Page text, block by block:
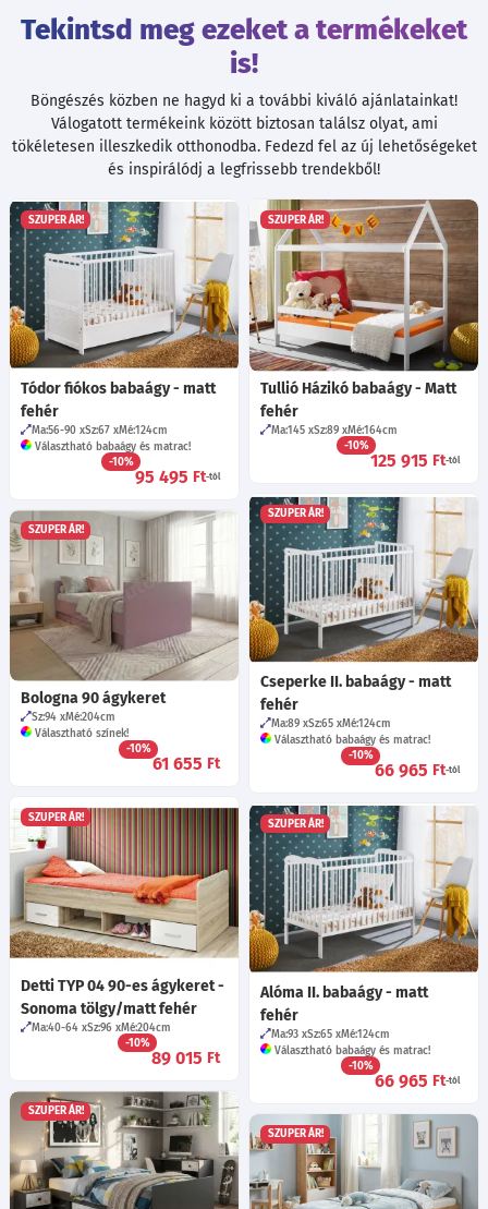
Tekintsd meg ezeket a termékeket
is!
Böngészés közben ne hagyd ki a további kiváló ajánlatainkat!
Válogatott termékeink között biztosan találsz olyat, ami
tökéletesen illeszkedik otthonodba. Fedezd fel az új lehetőségeket
és inspirálódj a legfrissebb trendekből!
SZUPER ÁR!
Tódor fiókos babaágy - matt
fehér
Ma:56-90 Sz:67 Mé:124cm
Választható babaágy és matrac!
-10%
95 495 Ft-tól
SZUPER ÁR!
Tullió Házikó babaágy - Matt
fehér
Ma:145 Sz:89 Mé:164cm
-10%
125 915 Ft-tól
SZUPER ÁR!
Cseperke II. babaágy - matt
fehér
Ma:89 Sz:65 Mé:124cm
Választható babaágy és matrac!
-10%
66 965 Ft-tól
SZUPER ÁR!
Bologna 90 ágykeret
Sz:94 Mé:204cm
Választható színek!
-10%
61 655 Ft
SZUPER ÁR!
Detti TYP 04 90-es ágykeret -
Sonoma tölgy/matt fehér
Ma:40-64 Sz:96 Mé:204cm
-10%
89 015 Ft
SZUPER ÁR!
Alóma II. babaágy - matt
fehér
Ma:93 Sz:65 Mé:124cm
Választható babaágy és matrac!
-10%
66 965 Ft-tól
SZUPER ÁR!
SZUPER ÁR!